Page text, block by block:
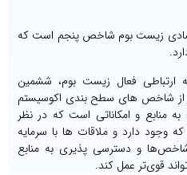
زیست بوم شاخص پنجم است که
ارتباطی فعال زیست بوم، ششمین
شاخص های سطح بندی اکوسیستم
منابع و امکاناتی است که در نظر
که وجود دارد و ملاقات ها با سرمایه
و دسترسی پذیری به منابع
قوی‌تر عمل کند.